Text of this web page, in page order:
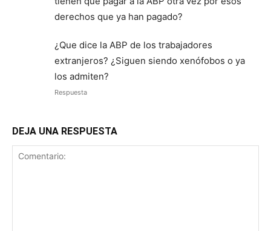
derechos que ya han pagado?
¿Que dice la ABP de los trabajadores
extranjeros? ¿Siguen siendo xenófobos o ya
los admiten?
Respuesta
DEJA UNA RESPUESTA